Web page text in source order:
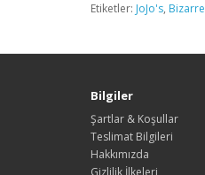
Etiketler: JoJo's, Bizarre
Bilgiler
Şartlar & Koşullar
Teslimat Bilgileri
Hakkımızda